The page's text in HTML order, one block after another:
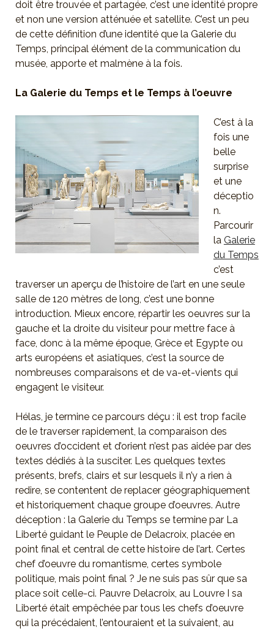
doit être trouvée et partagée, c’est une identité propre
et non une version atténuée et satellite. C’est un peu
de cette définition d’une identité que la Galerie du
Temps, principal élément de la communication du
musée, apporte et malmène à la fois.
La Galerie du Temps et le Temps à l’oeuvre
C’est à la
fois une
belle
surprise
et une
déceptio
n.
Parcourir
la Galerie
du Temps
c’est
traverser un aperçu de l’histoire de l’art en une seule
salle de 120 mètres de long, c’est une bonne
introduction. Mieux encore, répartir les oeuvres sur la
gauche et la droite du visiteur pour mettre face à
face, donc à la même époque, Grèce et Egypte ou
arts européens et asiatiques, c’est la source de
nombreuses comparaisons et de va-et-vients qui
engagent le visiteur.
Hélas, je termine ce parcours déçu : il est trop facile
de le traverser rapidement, la comparaison des
oeuvres d’occident et d’orient n’est pas aidée par des
textes dédiés à la susciter. Les quelques textes
présents, brefs, clairs et sur lesquels il n’y a rien à
redire, se contentent de replacer géographiquement
et historiquement chaque groupe d’oeuvres. Autre
déception : la Galerie du Temps se termine par La
Liberté guidant le Peuple de Delacroix, placée en
point final et central de cette histoire de l’art. Certes
chef d’oeuvre du romantisme, certes symbole
politique, mais point final ? Je ne suis pas sûr que sa
place soit celle-ci. Pauvre Delacroix, au Louvre I sa
Liberté était empêchée par tous les chefs d’oeuvre
qui la précédaient, l’entouraient et la suivaient, au